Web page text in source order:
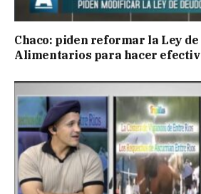
Chaco: piden reformar la Ley de
Alimentarios para hacer